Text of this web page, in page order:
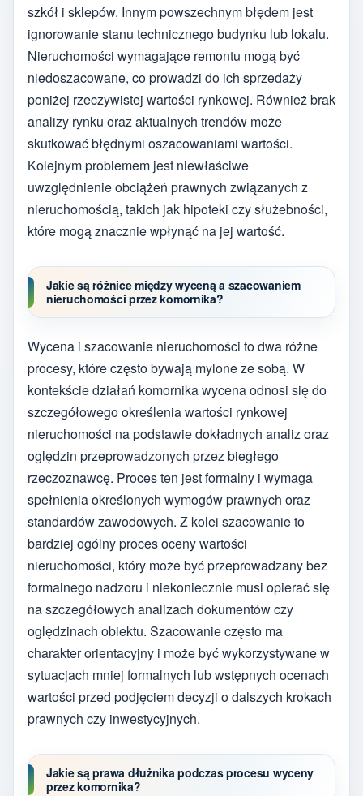
szkół i sklepów. Innym powszechnym błędem jest
ignorowanie stanu technicznego budynku lub lokalu.
Nieruchomości wymagające remontu mogą być
niedoszacowane, co prowadzi do ich sprzedaży
poniżej rzeczywistej wartości rynkowej. Również brak
analizy rynku oraz aktualnych trendów może
skutkować błędnymi oszacowaniami wartości.
Kolejnym problemem jest niewłaściwe
uwzględnienie obciążeń prawnych związanych z
nieruchomością, takich jak hipoteki czy służebności,
które mogą znacznie wpłynąć na jej wartość.
Jakie są różnice między wyceną a szacowaniem
nieruchomości przez komornika?
Wycena i szacowanie nieruchomości to dwa różne
procesy, które często bywają mylone ze sobą. W
kontekście działań komornika wycena odnosi się do
szczegółowego określenia wartości rynkowej
nieruchomości na podstawie dokładnych analiz oraz
oględzin przeprowadzonych przez biegłego
rzeczoznawcę. Proces ten jest formalny i wymaga
spełnienia określonych wymogów prawnych oraz
standardów zawodowych. Z kolei szacowanie to
bardziej ogólny proces oceny wartości
nieruchomości, który może być przeprowadzany bez
formalnego nadzoru i niekoniecznie musi opierać się
na szczegółowych analizach dokumentów czy
oględzinach obiektu. Szacowanie często ma
charakter orientacyjny i może być wykorzystywane w
sytuacjach mniej formalnych lub wstępnych ocenach
wartości przed podjęciem decyzji o dalszych krokach
prawnych czy inwestycyjnych.
Jakie są prawa dłużnika podczas procesu wyceny
przez komornika?